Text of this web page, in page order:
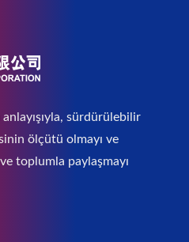
sürdürülebilir
ölçütü olmayı ve
ve toplumla paylaşmayı